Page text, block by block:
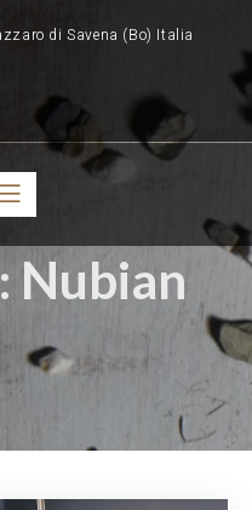
di Savena (Bo) Italia
Nubian